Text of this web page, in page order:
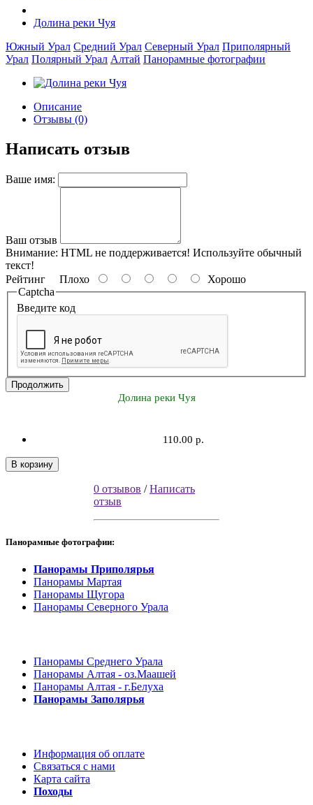
Долина реки Чуя
Южный Урал Средний Урал Северный Урал Приполярный
Урал Полярный Урал Алтай Панорамные фотографии
Описание
Отзывы (0)
Написать отзыв
Ваше имя:
Ваш отзыв
Внимание: HTML не поддерживается! Используйте обычный
текст!
Рейтинг Плохо
Хорошо
Captcha
Введите код
Продолжить
Долина реки Чуя
110.00 р.
В корзину
0 отзывов /Написать
отзыв
Панорамные фотографии:
Панорамы Приполярья
Панорамы Мартая
Панорамы Щугора
Панорамы Северного Урала
Панорамы Среднего Урала
Панорамы Алтая - оз.Маашей
Панорамы Алтая - г.Белуха
Панорамы Заполярья
Информация об оплате
Связаться с нами
Карта сайта
Походы